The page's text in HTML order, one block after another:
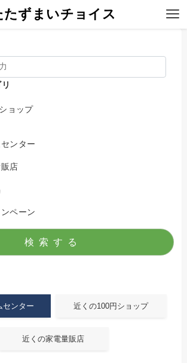
たずまいチョイス
ョップ
納グッズ
ンター
店
ペーン
検索する
センター 近くの100円ショップ
近くの家電量販店